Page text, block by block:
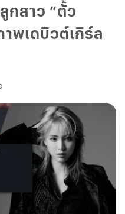
กสาว “ตั้ว
พเดบิวต์เกิร์ล